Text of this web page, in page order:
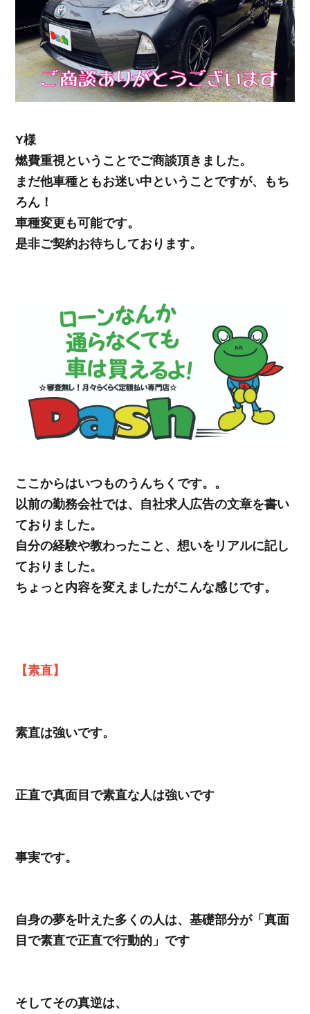
Y様
燃費重視ということでご商談頂きました。
まだ他車種ともお迷い中ということですが、もち
ろん！
車種変更も可能です。
是非ご契約お待ちしております。
ここからはいつものうんちくです。。
以前の勤務会社では、自社求人広告の文章を書い
ておりました。
自分の経験や教わったこと、想いをリアルに記し
ておりました。
ちょっと内容を変えましたがこんな感じです。
【素直】
素直は強いです。
正直で真面目で素直な人は強いです
事実です。
自身の夢を叶えた多くの人は、基礎部分が「真面
目で素直で正直で行動的」です
そしてその真逆は、